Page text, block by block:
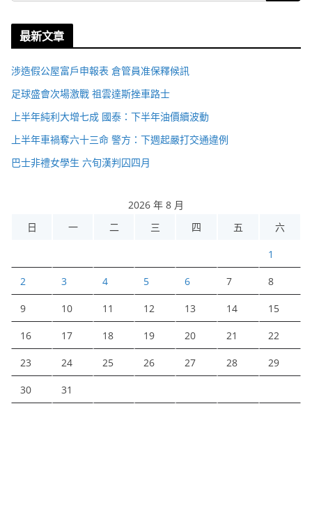
最新文章
涉造假公屋富戶申報表 倉管員准保釋候訊
足球盛會次場激戰 祖雲達斯挫車路士
上半年純利大增七成 國泰：下半年油價續波動
上半年車禍奪六十三命 警方：下週起嚴打交通違例
巴士非禮女學生 六旬漢判囚四月
2026 年 8 月
日
一 二 三 四 五 六
1
2 3 4 5 6 7 8
9 10 11 12 13 14 15
16 17 18 19 20 21 22
23 24 25 26 27 28 29
30 31